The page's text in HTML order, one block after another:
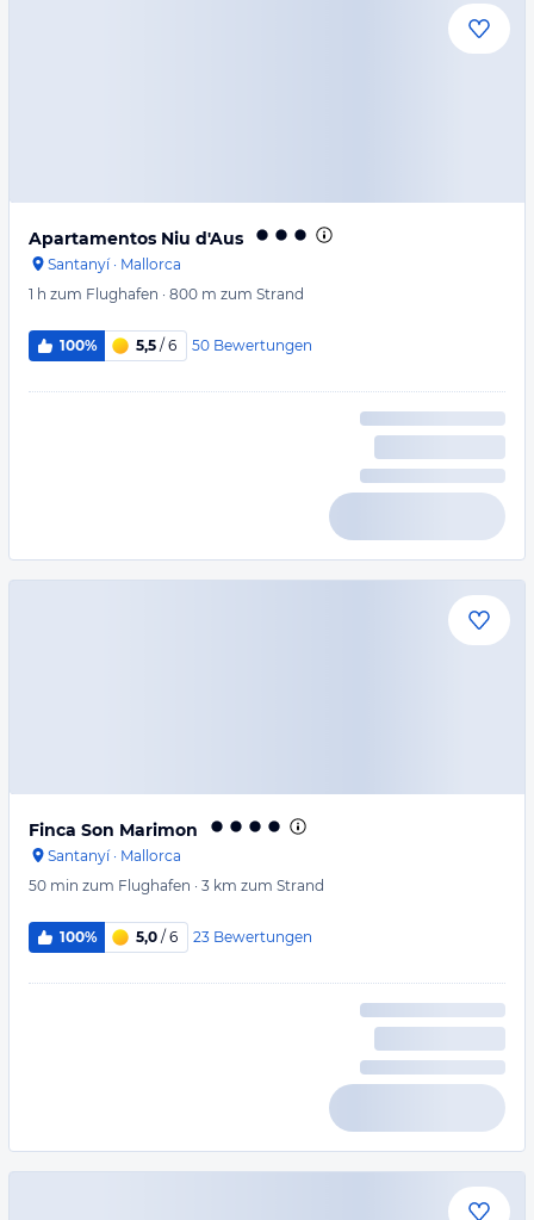
Apartamentos Niu d'Aus
Santanyí· Mallorca
1 h zum Flughafen · 800 m zum Strand
100% 5,5 / 6 50 Bewertungen
Finca Son Marimon
Santanyí· Mallorca
50 min zum Flughafen · 3 km zum Strand
100% 5,0 / 6 23 Bewertungen